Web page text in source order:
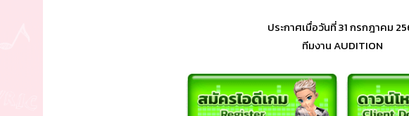
ประกาศเมื่อวันที่ 31 กรกฎาคม
ทีมงาน AUDITION